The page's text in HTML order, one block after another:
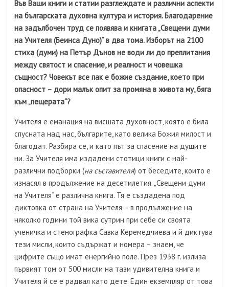
Във Ваши книги и статии разглеждате и различни аспекти
на българската духовна култура и история. Благодарение
на задълбочен труд се появява и книгата „Свещени думи
на Учителя (Беинса Дуно)“ в два тома. Изборът на 2100
стиха (думи) на Петър Дънов не води ли до преплитания
между святост и спасение, и реалност и човешка
същност? Човекът все пак е божие създание, което при
опасност – дори малък опит за промяна в живота му, бяга
към „пещерата“?
Учителя е еманация на висшата духовност, която е била
спусната над нас, българите, като велика Божия милост и
благодат. Разбира се, и като път за спасение на душите
ни. За Учителя има издадени стотици книги с най-
различни подборки (на съставителя) от беседите, които е
изнасял в продължение на десетилетия. „Свещени думи
на Учителя“ е различна книга. Тя е създадена под
диктовка от страна на Учителя – в продължение на
няколко години той вика сутрин при себе си своята
ученичка и стенографка Савка Керемедчиева и й диктува
тези мисли, които съдържат и номера – знаем, че
цифрите също имат енергийно поле. През 1938 г. излиза
първият том от 500 мисли на тази удивителна книга и
Учителя й се е радвал като дете. Един екземпляр от това